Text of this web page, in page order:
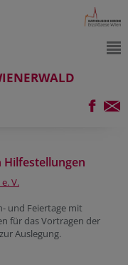
Hilfestellungen
V.
und Feiertage mit
für das Vortragen der
Auslegung.